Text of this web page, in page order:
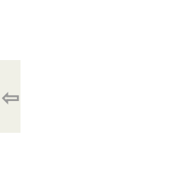
⇦